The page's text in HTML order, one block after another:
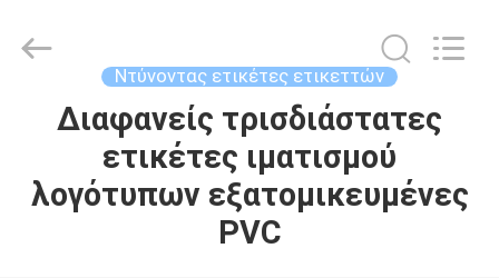
ΣΠΊΤΙ
ΠΡΟΪΌΝΤΑ
Accessories
Co.,Ltd.
Ντύνοντας ετικέτες ετικεττών
Διαφανείς τρισδιάστατες
ετικέτες ιματισμού
λογότυπων εξατομικευμένες
PVC